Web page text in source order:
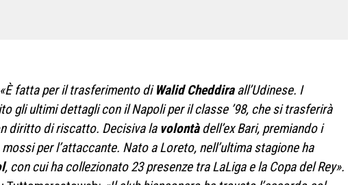
«È fatta per il trasferimento diWalid Cheddiraall’Udinese. I
gli ultimi dettagli con il Napoli per il classe ’98, che si trasferirà
diritto di riscatto. Decisiva la volontàdell’ex Bari, premiando i
per l’attaccante. Nato a Loreto, nell’ultima stagione ha
, con cui ha collezionato 23 presenze tra LaLiga e la Copa del Rey».